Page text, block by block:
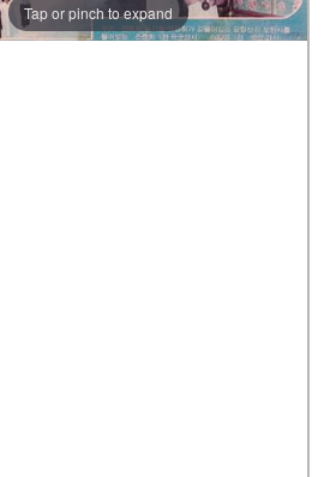
Tap or pinch to expand